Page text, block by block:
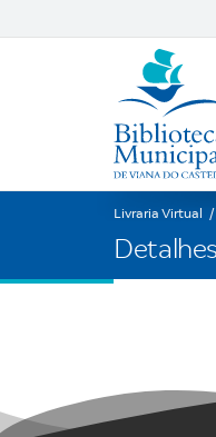
Livraria Virtual /
Detalhes